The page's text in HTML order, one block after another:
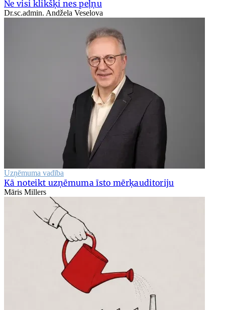
Ne visi klikšķi nes peļņu
Dr.sc.admin. Andžela Veselova
Uzņēmuma vadība
Kā noteikt uzņēmuma īsto mērķauditoriju
Māris Millers